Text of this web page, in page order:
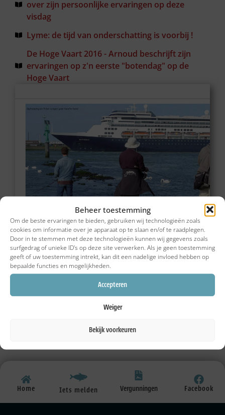
Beheer toestemming
Om de beste ervaringen te bieden, gebruiken wij technologieën zoals
cookies om informatie over je apparaat op te slaan en/of te raadplegen.
Door in te stemmen met deze technologieën kunnen wij gegevens zoals
surfgedrag of unieke ID's op deze site verwerken. Als je geen toestemming
geeft of uw toestemming intrekt, kan dit een nadelige invloed hebben op
bepaalde functies en mogelijkheden.
Accepteren
Weiger
Bekijk voorkeuren
over zijn persoonlijke ervaringen op deze
visdag
Lyme: de tijd van onderschatting is voorbij !
De Hoge Vaart 2016 - Arnoud beschrijft zijn
ervaringen op z'n eerste "botendag" op de
Hoge Vaart
Home Iets melden Vergunningen Facebook